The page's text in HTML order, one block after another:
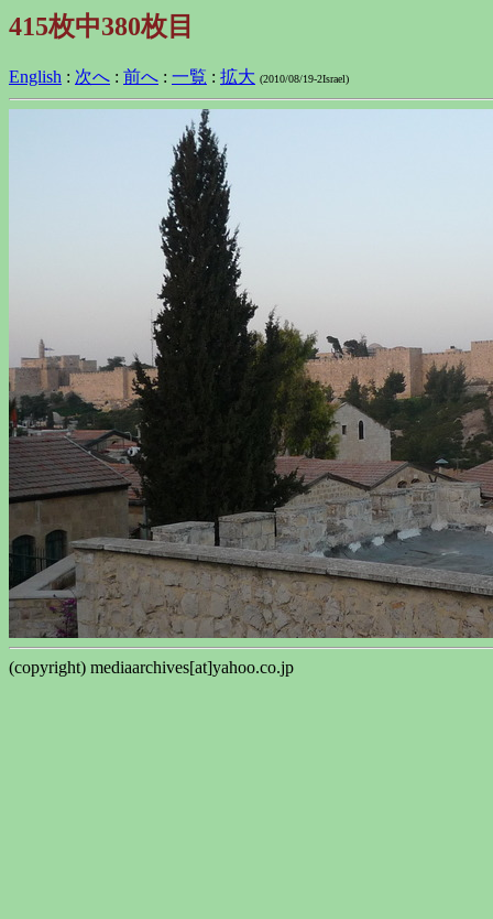
415枚中380枚目
English : 次へ : 前へ : 一覧 : 拡大 (2010/08/19-2Israel)
(copyright) mediaarchives[at]yahoo.co.jp